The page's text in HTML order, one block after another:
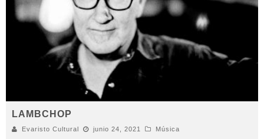
LAMBCHOP
Evaristo Cultural junio 24, 2021 Música